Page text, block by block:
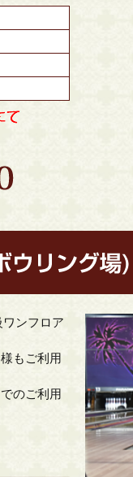
ンフロア
もご利用
のご利用